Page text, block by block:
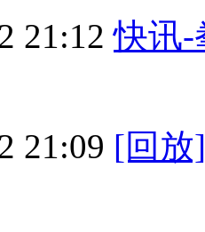
21:12 快讯-
21:09 [回放